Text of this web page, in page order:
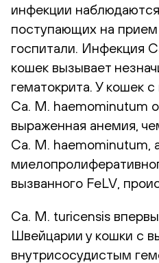
инфекции
поступающих на
госпитали. Инфекция
кошек вызывает
гематокрита. У кошек
Ca. M. haemominutum
выраженная анемия,
Ca. M. haemominutum,
вызванного FeLV,
Ca. M. turicensis
Швейцарии у кошки с
внутрисосудистым